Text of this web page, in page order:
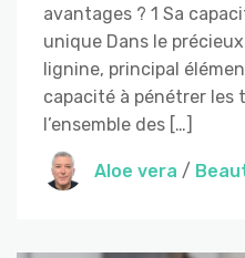
avantages ? 1 Sa
unique Dans le
lignine, principal
capacité à pénétrer les
l’ensemble des […]
Aloe vera /